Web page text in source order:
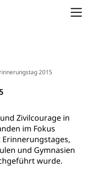
2015
Zivilcourage in
im Fokus
und Gymnasien
wurde.
Kartell,
Luzern)